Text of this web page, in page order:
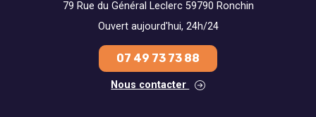
79 Rue du Général Leclerc 59790 Ronchin
Ouvert aujourd'hui, 24h/24
07 49 73 73 88
Nous contacter